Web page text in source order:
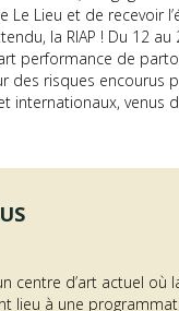
Le Lieu et de recevoir
la RIAP ! Du 12
performance de
des risques encourus
internationaux, venus
centre d’art actuel où
lieu à une